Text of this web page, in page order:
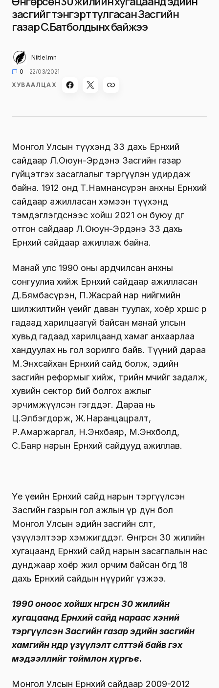
засгийг тэнгэрт тулгасан Засгийн
газар Сү.Батболдынх байжээ
Niitlel.mn
0
22/03/2021
ХУВААЛЦАХ
Монгол Улсын түүхэнд 33 дахь Ерөнхий
сайдаар Л.Оюун-Эрдэнэ Засгийн газар
гүйцэтгэх засаглалыг тэргүүлэн удирдаж
байна. 1912 онд Т.Намнансүрэн анхны Ерөнхий
сайдаар ажилласан хэмээн түүхэнд
тэмдэглэгдснээс хойш 2021 он буюу өдгөө
отгон сайдаар Л.Оюун-Эрдэнэ 33 дахь
Ерөнхий сайдаар ажиллаж байна.
Манай улс 1990 оны ардчилсан анхны
сонгуулиа хийж Ерөнхий сайдаар ажилласан
Д.Бямбасүрэн, П.Жасрай нар нийгмийн
шилжилтийн үеийг даван туулах, хоёр хөршөөсөө өөр
гадаад харилцаагүй байсан манай улсын
хувьд гадаад харилцаанд хамаг анхаарлаа
хандуулах нь гол зорилго байв. Түүний дараа
М.Энхсайхан Ерөнхий сайд болж, эдийн
засгийн реформыг хийж, төрийн өмчийг задалж,
хувийн сектор бий болгох ажлыг
эрчимжүүлсэн гэгддэг. Дараа нь
Ц.Элбэгдорж, Ж.Наранцацралт,
Р.Амаржаргал, Н.Энхбаяр, М.Энхболд,
С.Баяр нарын Ерөнхий сайдууд ажиллав.
Үе үеийн Ерөнхий сайд нарын тэргүүлсэн
Засгийн газрын гол ажлын үр дүн бол
Монгол Улсын эдийн засгийн өсөлт,
үзүүлэлтээр хэмжигддэг. Өнгөрсөн 30 жилийн
хугацаанд Ерөнхий сайд нарын засаглалын нас
дунджаар хоёр жил орчим байсан бөгөөд 18
дахь Ерөнхий сайдын нүүрийг үзжээ.
1990 оноос хойшх өнгөрсөн 30 жилийн
хугацаанд Ерөнхий сайд нараас хэний
тэргүүлсэн Засгийн газар эдийн засгийн
хамгийн өндөр үзүүлэлт өсөлттэй байв гэх
мэдээллийг тоймлон хүргье.
Монгол Улсын Ерөнхий сайдаар 2009-2012